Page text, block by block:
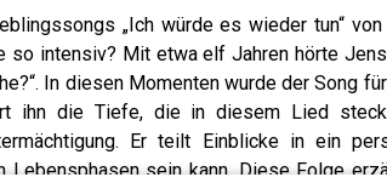
„Ich würde es wieder tun“
intensiv? Mit etwa elf Jahren hörte
In diesen Momenten wurde der Song
ihn die Tiefe, die in diesem Lied
Er teilt Einblicke in ein
sein kann. Diese Folge